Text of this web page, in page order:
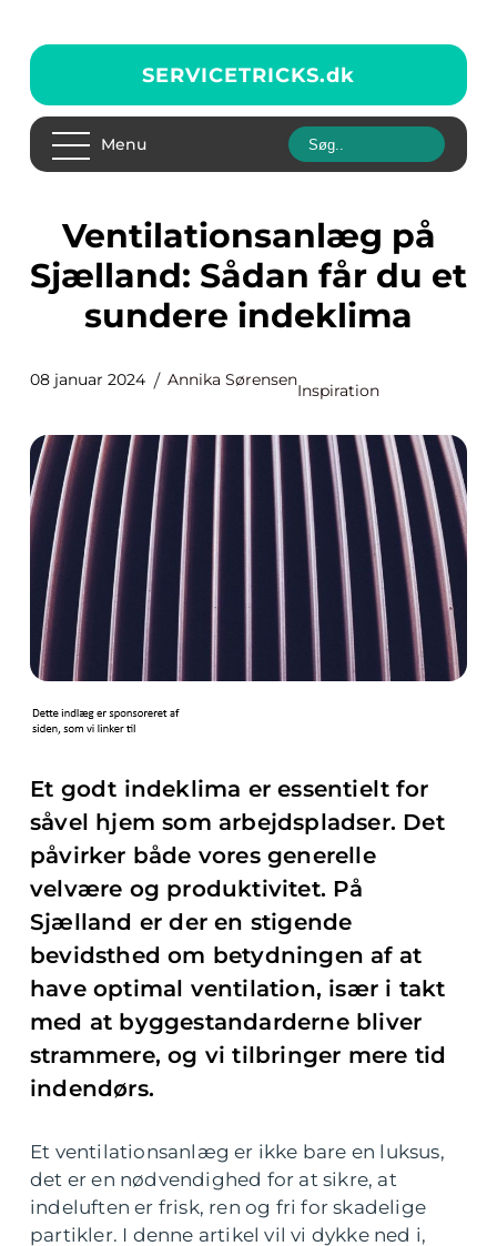
SERVICETRICKS.dk
Menu
Ventilationsanlæg på
Sjælland: Sådan får du et
sundere indeklima
08 januar 2024 Annika Sørensen
Inspiration
Et godt indeklima er essentielt for
såvel hjem som arbejdspladser. Det
påvirker både vores generelle
velvære og produktivitet. På
Sjælland er der en stigende
bevidsthed om betydningen af at
have optimal ventilation, især i takt
med at byggestandarderne bliver
strammere, og vi tilbringer mere tid
indendørs.
Et ventilationsanlæg er ikke bare en luksus,
det er en nødvendighed for at sikre, at
indeluften er frisk, ren og fri for skadelige
partikler. I denne artikel vil vi dykke ned i,